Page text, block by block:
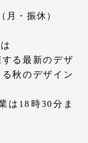
ームを探す
月・振休）
る最新のデザ
秋のデザイン
は18時30分ま